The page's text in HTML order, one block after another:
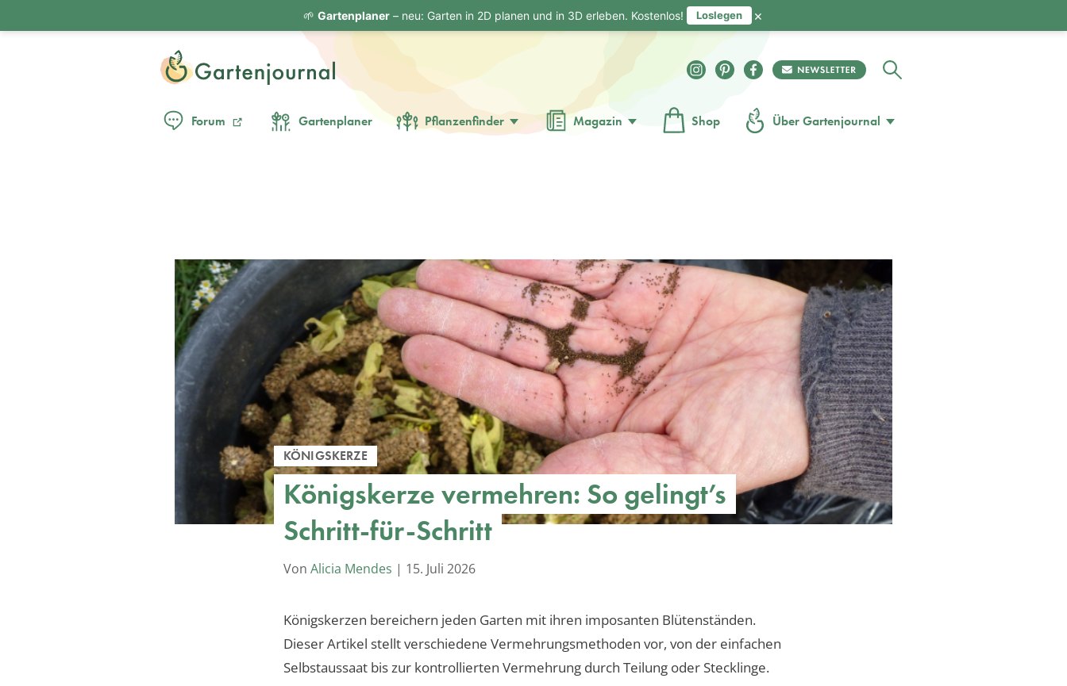
Forum Gartenplaner Pflanzenfinder Magazin Shop Über Gartenjournal
KÖNIGSKERZE
Königskerze vermehren: So gelingt’s
Schritt-für-Schritt
Von Alicia Mendes | 15. Juli 2026
Königskerzen bereichern jeden Garten mit ihren imposanten Blütenständen.
Dieser Artikel stellt verschiedene Vermehrungsmethoden vor, von der einfachen
Selbstaussaat bis zur kontrollierten Vermehrung durch Teilung oder Stecklinge.
🌱 Gartenplaner– neu: Garten in 2D planen und in 3D erleben. Kostenlos! Loslegen ×